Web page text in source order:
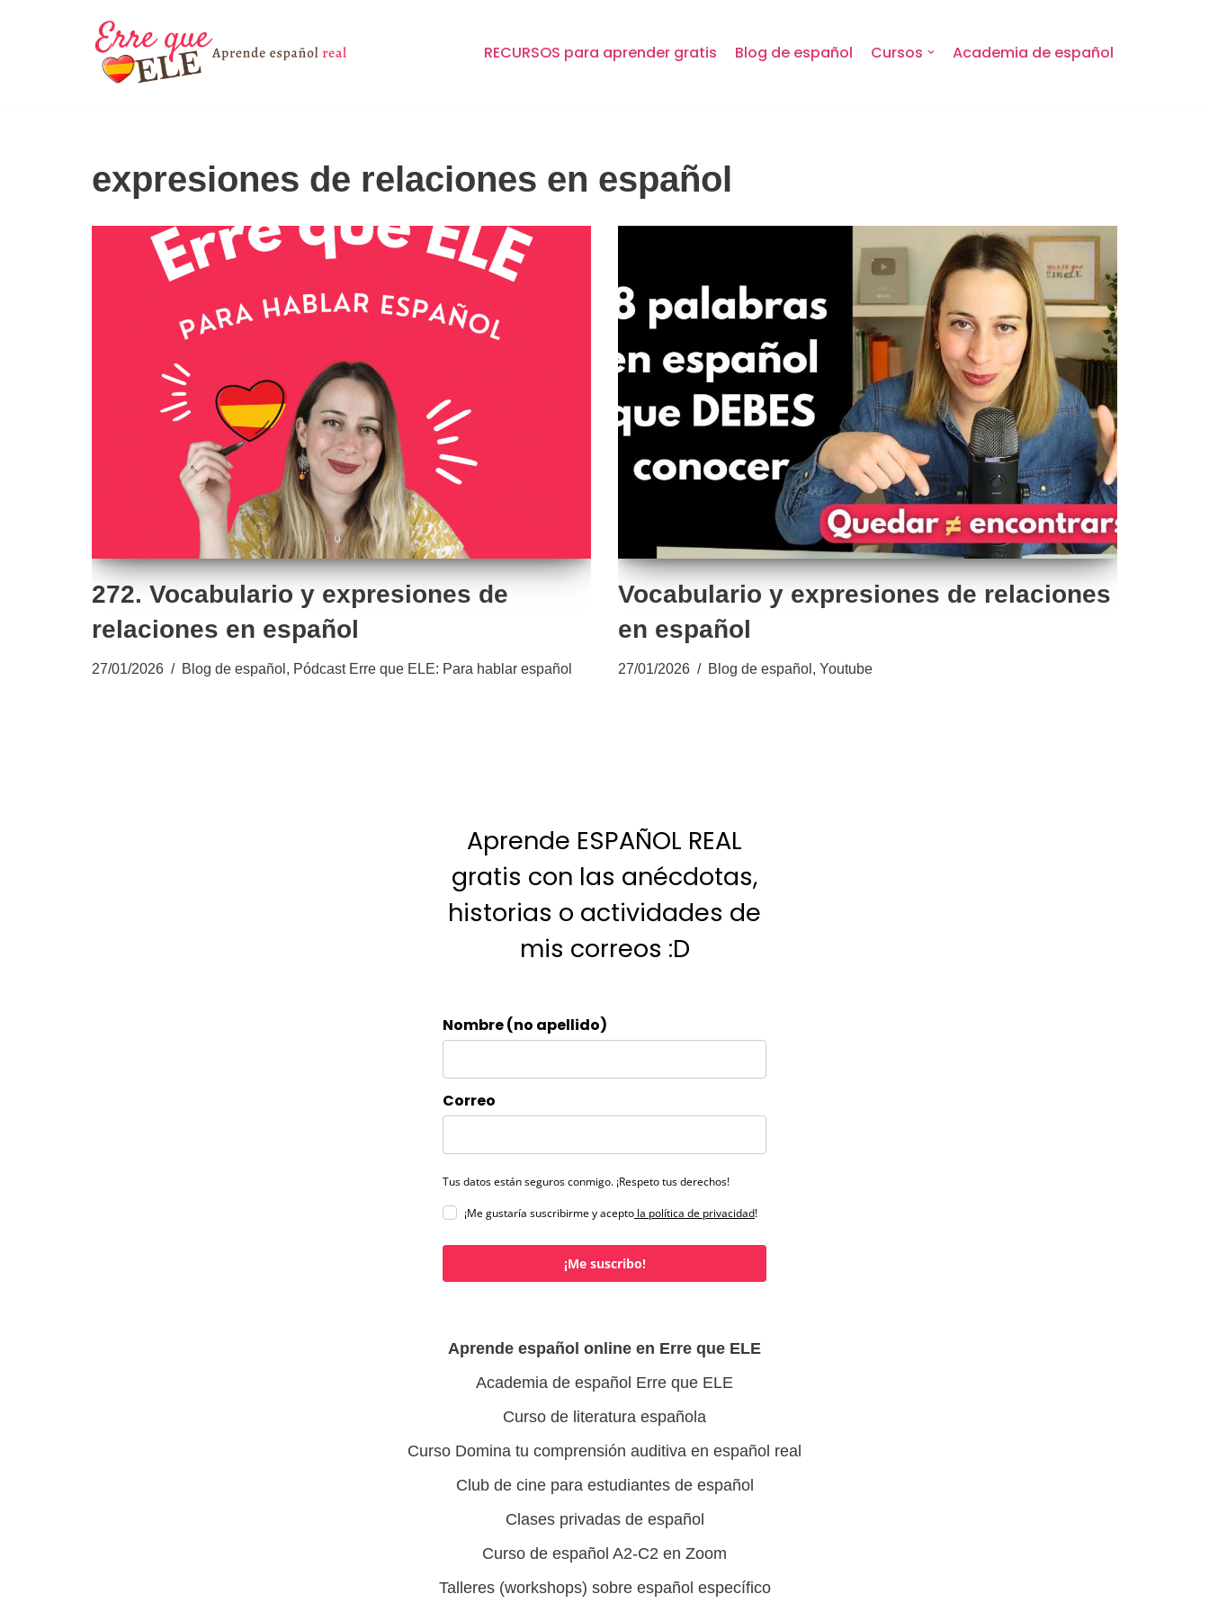
RECURSOS para aprender gratis Blog de español Cursos Academia de español
expresiones de relaciones en español
272. Vocabulario y expresiones de
relaciones en español
27/01/2026 Blog de español Pódcast Erre que ELE: Para hablar español
Vocabulario y expresiones de relaciones
en español
27/01/2026 Blog de español Youtube
Aprende ESPAÑOL REAL
gratis con las anécdotas,
historias o actividades de
mis correos :D
Nombre (no apellido)
Correo
Tus datos están seguros conmigo. ¡Respeto tus derechos!
¡Me gustaría suscribirme y acepto la política de privacidad!
¡Me suscribo!
Aprende español online en Erre que ELE
Academia de español Erre que ELE
Curso de literatura española
Curso Domina tu comprensión auditiva en español real
Club de cine para estudiantes de español
Clases privadas de español
Curso de español A2-C2 en Zoom
Talleres (workshops) sobre español específico